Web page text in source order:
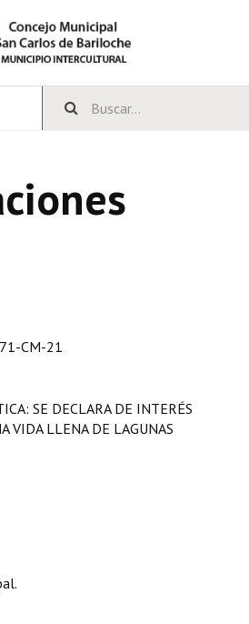
CM-21
SE DECLARA DE INTERÉS
VIDA LLENA DE LAGUNAS